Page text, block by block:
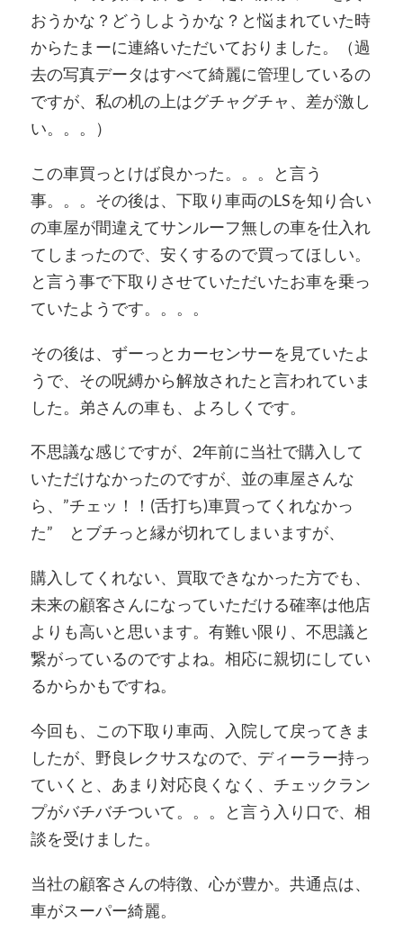
おうかな？どうしようかな？と悩まれていた時
からたまーに連絡いただいておりました。（過
去の写真データはすべて綺麗に管理しているの
ですが、私の机の上はグチャグチャ、差が激し
い。。。）
この車買っとけば良かった。。。と言う
事。。。その後は、下取り車両のLSを知り合い
の車屋が間違えてサンルーフ無しの車を仕入れ
てしまったので、安くするので買ってほしい。
と言う事で下取りさせていただいたお車を乗っ
ていたようです。。。。
その後は、ずーっとカーセンサーを見ていたよ
うで、その呪縛から解放されたと言われていま
した。弟さんの車も、よろしくです。
不思議な感じですが、2年前に当社で購入して
いただけなかったのですが、並の車屋さんな
ら、”チェッ！！(舌打ち)車買ってくれなかっ
た” とブチっと縁が切れてしまいますが、
購入してくれない、買取できなかった方でも、
未来の顧客さんになっていただける確率は他店
よりも高いと思います。有難い限り、不思議と
繋がっているのですよね。相応に親切にしてい
るからかもですね。
今回も、この下取り車両、入院して戻ってきま
したが、野良レクサスなので、ディーラー持っ
ていくと、あまり対応良くなく、チェックラン
プがバチバチついて。。。と言う入り口で、相
談を受けました。
当社の顧客さんの特徴、心が豊か。共通点は、
車がスーパー綺麗。